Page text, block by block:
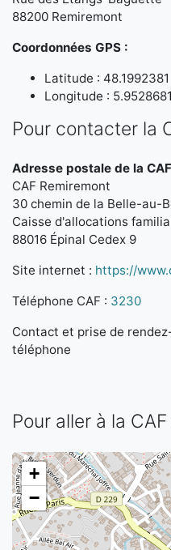
88200 Remiremont
Coordonnées GPS :
Latitude : 48.1992381
Longitude : 5.9528681
Pour contacter la
Adresse postale de la
CAF Remiremont
30 chemin de la Belle-au-
Caisse d'allocations
88016 Épinal Cedex 9
Site internet : https://
Téléphone CAF : 3230
Contact et prise de
téléphone
Pour aller à la
+
−